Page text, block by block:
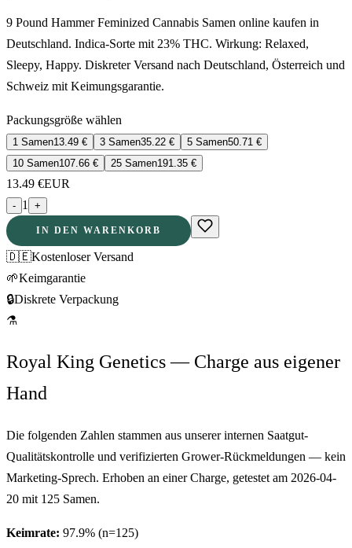
9 Pound Hammer Feminized Cannabis Samen online kaufen in
Deutschland. Indica-Sorte mit 23% THC. Wirkung: Relaxed,
Sleepy, Happy. Diskreter Versand nach Deutschland, Österreich und
Schweiz mit Keimungsgarantie.
Packungsgröße wählen
1 Samen13.49 € 3 Samen35.22 € 5 Samen50.71 €
10 Samen107.66 € 25 Samen191.35 €
13.49 €EUR
- 1 +
IN DEN WARENKORB
🇩🇪Kostenloser Versand
🌱Keimgarantie
🔒Diskrete Verpackung
⚗
Royal King Genetics — Charge aus eigener
Hand
Die folgenden Zahlen stammen aus unserer internen Saatgut-
Qualitätskontrolle und verifizierten Grower-Rückmeldungen — kein
Marketing-Sprech. Erhoben an einer Charge, getestet am 2026-04-
20 mit 125 Samen.
Keimrate: 97.9% (n=125)